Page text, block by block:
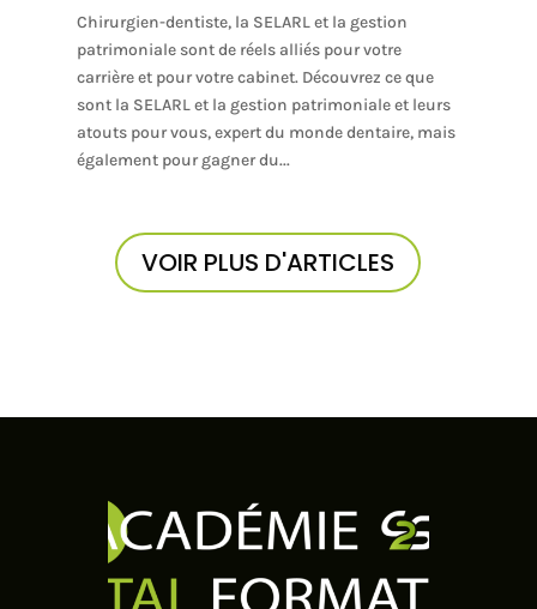
Chirurgien-dentiste, la SELARL et la gestion
patrimoniale sont de réels alliés pour votre
carrière et pour votre cabinet. Découvrez ce que
sont la SELARL et la gestion patrimoniale et leurs
atouts pour vous, expert du monde dentaire, mais
également pour gagner du...
VOIR PLUS D'ARTICLES